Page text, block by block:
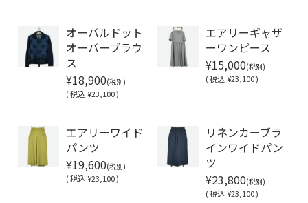
オーバルドット
オーバーブラウ
ス
¥18,900(税別)
(税込¥23,100 )
エアリーギャザ
ーワンピース
¥15,000(税別)
(税込 ¥23,100 )
エアリーワイド
パンツ
¥19,600(税別)
(税込¥23,100 )
リネンカーブラ
インワイドパン
ツ
¥23,800(税別)
(税込 ¥23,100 )